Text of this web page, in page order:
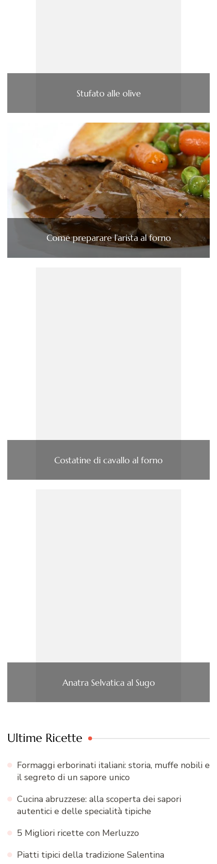
Stufato alle olive
Come preparare l’arista al forno
Costatine di cavallo al forno
Anatra Selvatica al Sugo
Ultime Ricette
Formaggi erborinati italiani: storia, muffe nobili e
il segreto di un sapore unico
Cucina abruzzese: alla scoperta dei sapori
autentici e delle specialità tipiche
5 Migliori ricette con Merluzzo
Piatti tipici della tradizione Salentina